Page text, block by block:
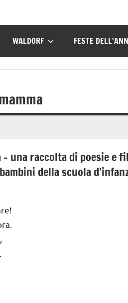
WALDORF FESTE
– una raccolta di poesie e
della scuola